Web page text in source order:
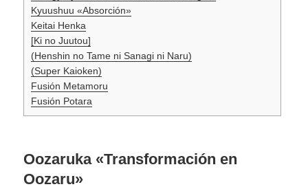
Kyuushuu «Absorción»
Keitai Henka
[Ki no Juutou]
(Henshin no Tame ni Sanagi ni Naru)
(Super Kaioken)
Fusión Metamoru
Fusión Potara
Oozaruka «Transformación en
Oozaru»